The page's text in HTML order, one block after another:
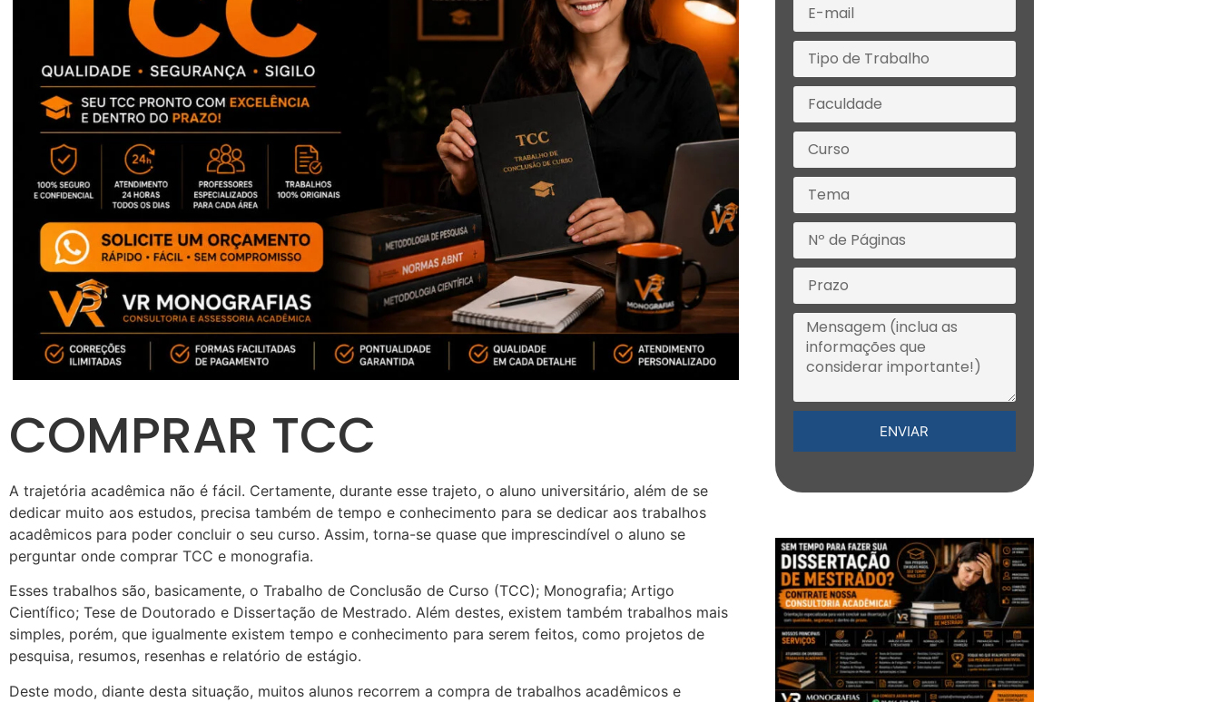
COMPRAR TCC
A trajetória acadêmica não é fácil. Certamente, durante esse trajeto, o aluno universitário, além de se
dedicar muito aos estudos, precisa também de tempo e conhecimento para se dedicar aos trabalhos
acadêmicos para poder concluir o seu curso. Assim, torna-se quase que imprescindível o aluno se
perguntar onde comprar TCC e monografia.
Esses trabalhos são, basicamente, o Trabalho de Conclusão de Curso (TCC); Monografia; Artigo
Científico; Tese de Doutorado e Dissertação de Mestrado. Além destes, existem também trabalhos mais
simples, porém, que igualmente existem tempo e conhecimento para serem feitos, como projetos de
pesquisa, resumos, resenhas e relatório de estágio.
Deste modo, diante desta situação, muitos alunos recorrem a compra de trabalhos acadêmicos e
ENVIAR